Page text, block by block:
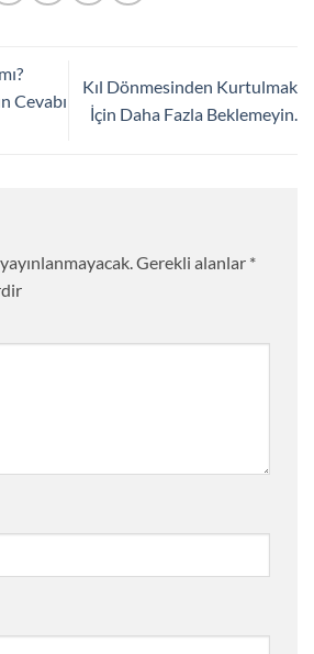
Cevabı
Kıl Dönmesinden Kurtulmak
İçin Daha Fazla Beklemeyin.
Gerekli alanlar *